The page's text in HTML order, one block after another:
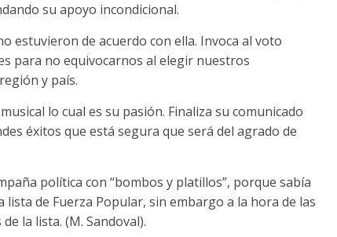
su apoyo incondicional.
estuvieron de acuerdo con ella. Invoca al voto
para no equivocarnos al elegir nuestros
y país.
lo cual es su pasión. Finaliza su comunicado
éxitos que está segura que será del agrado de
política con “bombos y platillos”, porque sabía
de Fuerza Popular, sin embargo a la hora de las
la lista. (M. Sandoval).